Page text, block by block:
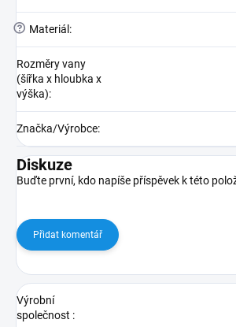
? Materiál :
Rozměry vany
(šířka x hloubka x
výška):
Značka/Výrobce:
Diskuze
Buďte první, kdo napíše příspěvek k této
Přidat komentář
Výrobní
společnost :